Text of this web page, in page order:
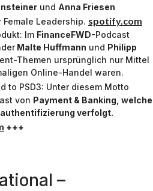
und Anna Friesen
Leadership. spotify.com
Im FinanceFWD-Podcast
Malte Huffmann und Philipp
Themen ursprünglich nur Mittel
Online-Handel waren.
to PSD3: Unter diesem Motto
von Payment & Banking , welche
verfolgt.
+++
–